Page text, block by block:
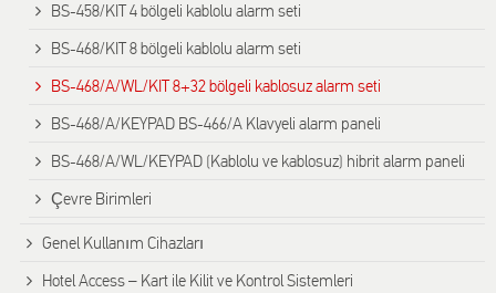
BS-458/KIT 4 bölgeli kablolu alarm seti
BS-468/KIT 8 bölgeli kablolu alarm seti
BS-468/A/WL/KIT 8+32 bölgeli kablosuz alarm seti
BS-468/A/KEYPAD BS-466/A Klavyeli alarm paneli
BS-468/A/WL/KEYPAD (Kablolu ve kablosuz) hibrit alarm paneli
Çevre Birimleri
Genel Kullanım Cihazları
Hotel Access – Kart ile Kilit ve Kontrol Sistemleri